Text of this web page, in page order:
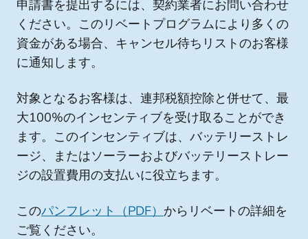
申請書を提出するには、契約業者にお問い合わせ
ください。このリベートプログラムにより多くの
資金がある場合、キャンセル待ちリストのお客様
に通知します。
対象となるお客様は、連邦税額控除と併せて、最
大100%のインセンティブを受け取ることができ
ます。このインセンティブは、バッテリーストレ
ージ、またはソーラーおよびバッテリーストレー
ジの設置費用の支払いに役立ちます。
このパンフレット（PDF） からリベートの詳細を
ご覧ください。